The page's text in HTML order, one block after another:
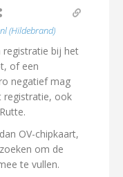
(Hildebrand)
registratie bij het
of een
negatief mag
registratie, ook
OV-chipkaart,
om de
te vullen.